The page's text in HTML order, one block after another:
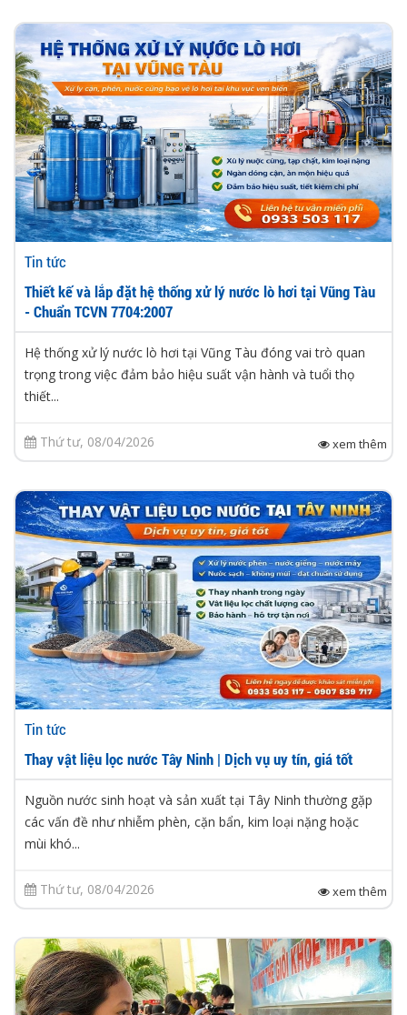
Tin tức
Thiết kế và lắp đặt hệ thống xử lý nước lò hơi tại Vũng Tàu
- Chuẩn TCVN 7704:2007
Hệ thống xử lý nước lò hơi tại Vũng Tàu đóng vai trò quan
trọng trong việc đảm bảo hiệu suất vận hành và tuổi thọ
thiết...
Thứ tư, 08/04/2026 xem thêm
Tin tức
Thay vật liệu lọc nước Tây Ninh | Dịch vụ uy tín, giá tốt
Nguồn nước sinh hoạt và sản xuất tại Tây Ninh thường gặp
các vấn đề như nhiễm phèn, cặn bẩn, kim loại nặng hoặc
mùi khó...
Thứ tư, 08/04/2026 xem thêm